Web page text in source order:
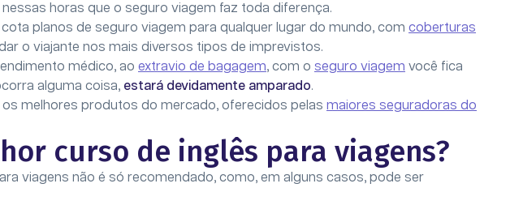
nessas horas que o seguro viagem faz toda diferença.
cota planos de seguro viagem para qualquer lugar do mundo, com coberturas
o viajante nos mais diversos tipos de imprevistos.
médico, ao extravio de bagagem, com o seguro viagem você fica
alguma coisa, estará devidamente amparado.
os melhores produtos do mercado, oferecidos pelas maiores seguradoras do
curso de inglês para viagens?
viagens não é só recomendado, como, em alguns casos, pode ser